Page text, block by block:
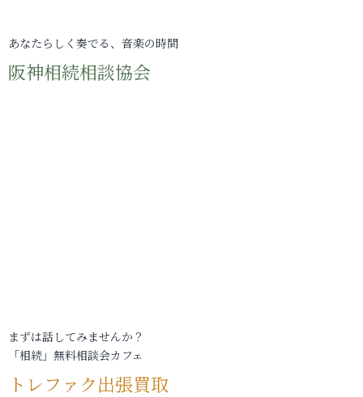
あなたらしく奏でる、音楽の時間
阪神相続相談協会
まずは話してみませんか？
「相続」無料相談会カフェ
トレファク出張買取